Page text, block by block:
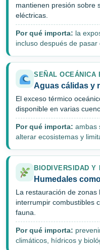
mantienen presión sobre
eléctricas.
Por qué importa: la
incluso después de pasar
SEÑAL OCEÁNICA
Aguas cálidas y
El exceso térmico
disponible en varias
Por qué importa: ambas
alterar ecosistemas y
BIODIVERSIDAD Y
Humedales
La restauración de
interrumpir combustibles
fauna.
Por qué importa:
climáticos, hídricos y